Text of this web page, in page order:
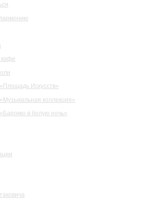
кафе
Искусств»
коллекция»
в белую ночь»